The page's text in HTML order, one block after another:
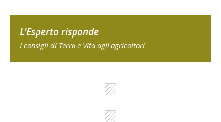
L'Esperto risponde
I consigli di Terra e Vita agli agricoltori